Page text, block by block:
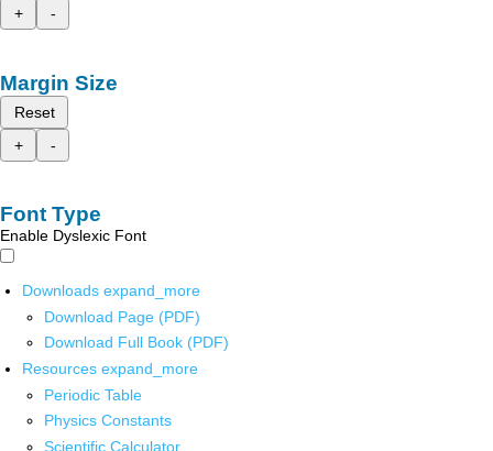
+
-
Margin Size
Reset
+
-
Font Type
Enable Dyslexic Font
Downloads expand_more
Download Page (PDF)
Download Full Book (PDF)
Resources expand_more
Periodic Table
Physics Constants
Scientific Calculator